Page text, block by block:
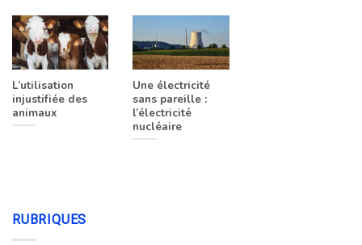
L’utilisation
injustifiée des
animaux
Une électricité
sans pareille :
l’électricité
nucléaire
RUBRIQUES